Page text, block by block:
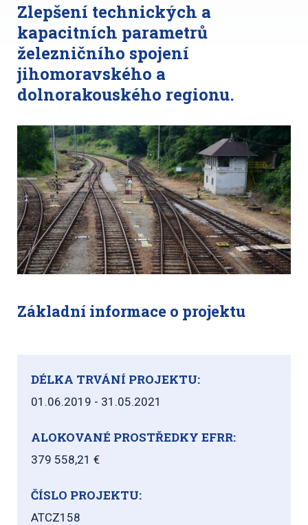
Zlepšení technických a
kapacitních parametrů
železničního spojení
jihomoravského a
dolnorakouského regionu.
Základní informace o projektu
DÉLKA TRVÁNÍ PROJEKTU:
01.06.2019 - 31.05.2021
ALOKOVANÉ PROSTŘEDKY EFRR:
379 558,21 €
ČÍSLO PROJEKTU:
ATCZ158